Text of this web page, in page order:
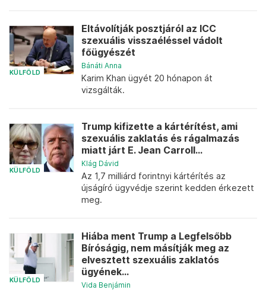
KÜLFÖLD
Eltávolítják posztjáról az ICC
szexuális visszaéléssel vádolt
főügyészét
Bánáti Anna
Karim Khan ügyét 20 hónapon át
vizsgálták.
KÜLFÖLD
Trump kifizette a kártérítést, ami
szexuális zaklatás és rágalmazás
miatt járt E. Jean Carroll...
Klág Dávid
Az 1,7 milliárd forintnyi kártérítés az
újságíró ügyvédje szerint kedden érkezett
meg.
KÜLFÖLD
Hiába ment Trump a Legfelsőbb
Bíróságig, nem másítják meg az
elvesztett szexuális zaklatós
ügyének...
Vida Benjámin